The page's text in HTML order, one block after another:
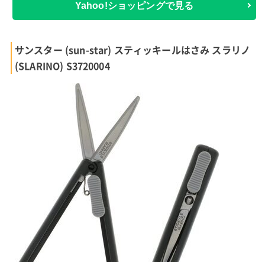
Yahoo!ショッピングで見る
サンスター (sun-star) スティッキールはさみ スラリノ
(SLARINO) S3720004